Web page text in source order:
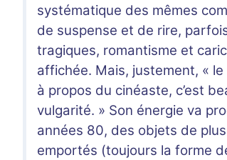
systématique des mêmes
de suspense et de rire,
tragiques, romantisme et
affichée. Mais, justement, «
à propos du cinéaste, c’est
vulgarité. » Son énergie va
années 80, des objets de
emportés (toujours la forme